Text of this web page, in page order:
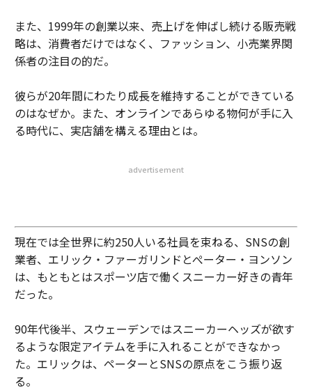
また、1999年の創業以来、売上げを伸ばし続ける販売戦
略は、消費者だけではなく、ファッション、小売業界関
係者の注目の的だ。
彼らが20年間にわたり成長を維持することができている
のはなぜか。また、オンラインであらゆる物何が手に入
る時代に、実店舗を構える理由とは。
advertisement
現在では全世界に約250人いる社員を束ねる、SNSの創
業者、エリック・ファーガリンドとぺーター・ヨンソン
は、もともとはスポーツ店で働くスニーカー好きの青年
だった。
90年代後半、スウェーデンではスニーカーヘッズが欲す
るような限定アイテムを手に入れることができなかっ
た。エリックは、ペーターとSNSの原点をこう振り返
る。